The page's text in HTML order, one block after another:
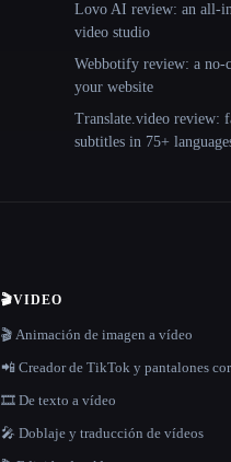
Lovo AI review: an all-
video studio
Webbotify review: a no-
your website
Translate.video review:
subtitles in 75+
🎬VIDEO
🎬 Animación de imagen a vídeo
📲 Creador de TikTok y pantalones
🎞️ De texto a vídeo
🎤 Doblaje y traducción de vídeos